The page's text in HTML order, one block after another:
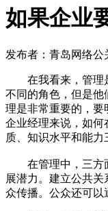
如果企业
发布者：青岛网络公
在我看来，管理是
不同的角色，但是他
理是非常重要的，要
企业经理来说，如何
质、知识水平和能
在管理中，三方面
展潜力。建立公共
众传播。公众还可